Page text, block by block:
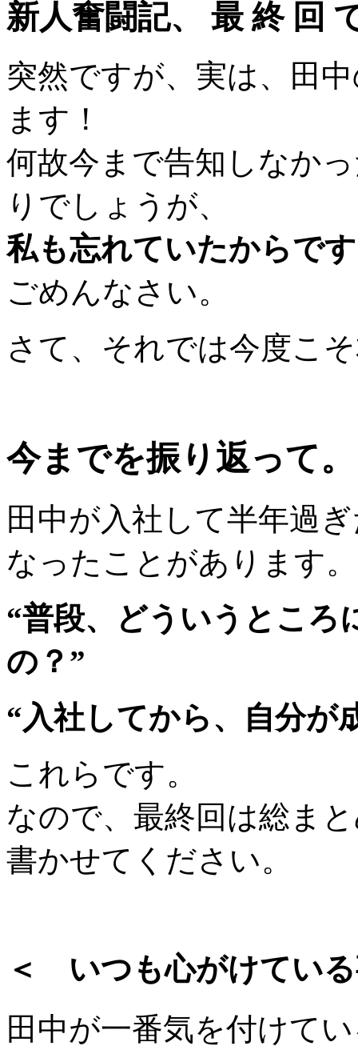
新人奮闘記、 最 終 回
突然ですが、実は、田
ます！
何故今まで告知しなか
りでしょうが、
私も忘れていたからで
ごめんなさい。
さて、それでは今度こ
今までを振り返って。
田中が入社して半年過
なったことがあります。
“普段、どういうところ
の？”
“入社してから、自分が
これらです。
なので、最終回は総ま
書かせてください。
＜ いつも心がけてい
田中が一番気を付けて